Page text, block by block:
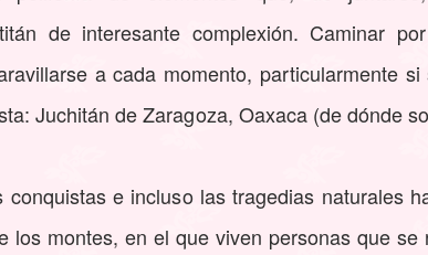
de interesante complexión. Caminar por
a cada momento, particularmente
Juchitán de Zaragoza, Oaxaca (de dónde
conquistas e incluso las tragedias naturales
los montes, en el que viven personas que